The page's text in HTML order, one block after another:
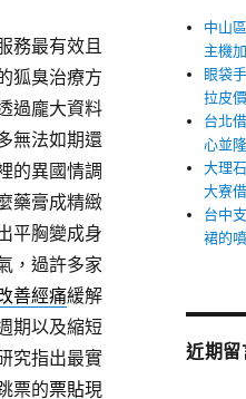
務最有效且
狐臭治療方
過龐大資料
無法如期還
的異國情調
藥膏成精緻
平胸變成身
，過許多家
善經痛緩解
期以及縮短
究指出最實
票的票貼現
中山
主機
眼袋
拉皮
台北
心並
大理
大寮
台中
裙的
近期留